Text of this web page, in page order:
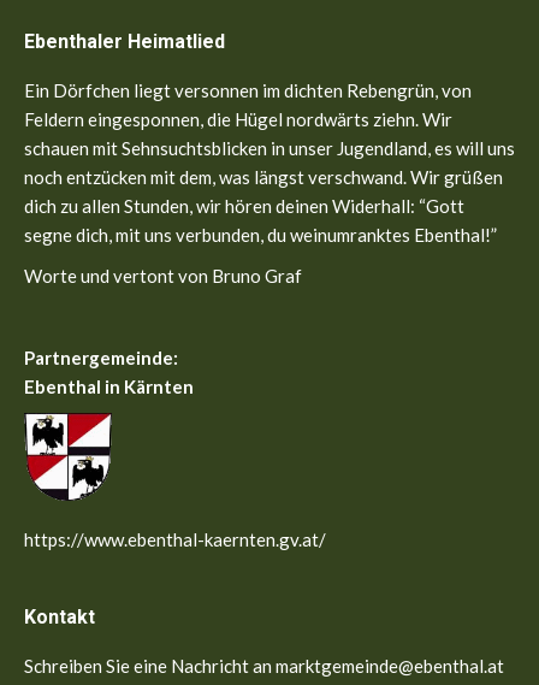
opens
in
new
window
opens
in
new
window
Ebenthaler Heimatlied
Ein Dörfchen liegt versonnen im dichten Rebengrün, von
Feldern eingesponnen, die Hügel nordwärts ziehn. Wir
schauen mit Sehnsuchtsblicken in unser Jugendland, es will uns
noch entzücken mit dem, was längst verschwand. Wir grüßen
dich zu allen Stunden, wir hören deinen Widerhall: “Gott
segne dich, mit uns verbunden, du weinumranktes Ebenthal!”
Worte und vertont von Bruno Graf
Partnergemeinde:
Ebenthal in Kärnten
https://www.ebenthal-kaernten.gv.at/
Kontakt
Schreiben Sie eine Nachricht an marktgemeinde@ebenthal.at